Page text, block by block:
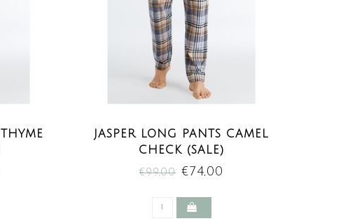
JASPER LONG PANTS CAMEL
CHECK (SALE)
€99,00 €74,00